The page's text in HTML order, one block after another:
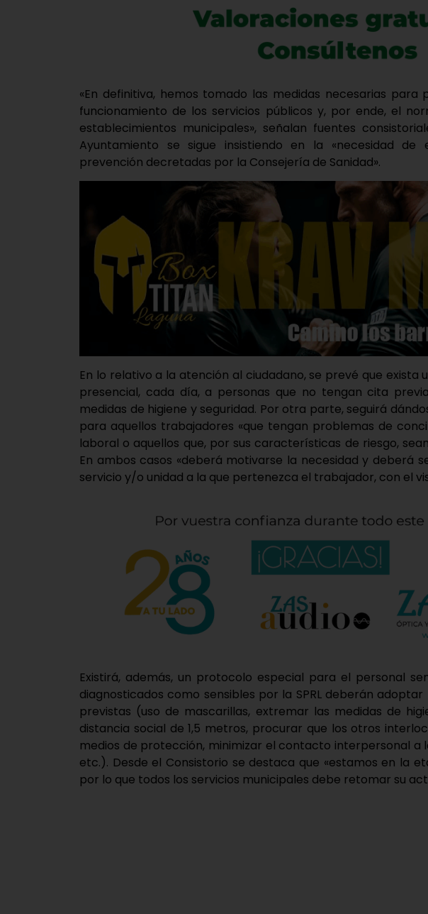
«En definitiva, hemos tomado las medidas necesarias
funcionamiento de los servicios públicos y, por ende, el
establecimientos municipales», señalan fuentes
Ayuntamiento se sigue insistiendo en la «necesidad de
prevención decretadas por la Consejería de Sanidad».
En lo relativo a la atención al ciudadano, se prevé que exista
presencial, cada día, a personas que no tengan cita
medidas de higiene y seguridad. Por otra parte, seguirá
para aquellos trabajadores «que tengan problemas de
laboral o aquellos que, por sus características de riesgo,
En ambos casos «deberá motivarse la necesidad y deberá
servicio y/o unidad a la que pertenezca el trabajador, con el
Existirá, además, un protocolo especial para el personal
diagnosticados como sensibles por la SPRL deberán
previstas (uso de mascarillas, extremar las medidas de
distancia social de 1,5 metros, procurar que los otros
medios de protección, minimizar el contacto interpersonal a
etc.). Desde el Consistorio se destaca que «estamos en la
por lo que todos los servicios municipales debe retomar su